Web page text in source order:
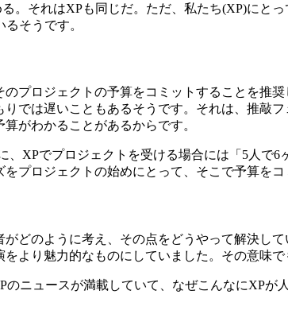
。それはXPも同じだ。ただ、私たち(XP)にと
そうです。
プロジェクトの予算をコミットすることを推
では遅いこともあるそうです。それは、推敲
がわかることがあるからです。
XPでプロジェクトを受ける場合には「5人で
プロジェクトの始めにとって、そこで予算を
どのように考え、その点をどうやって解決し
より魅力的なものにしていました。その意味で
ニュースが満載していて、なぜこんなにXP